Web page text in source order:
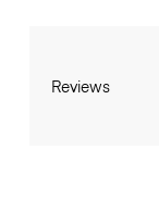
Reviews